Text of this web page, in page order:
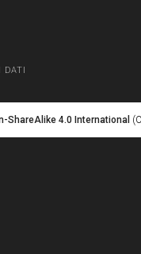
DATI
ShareAlike 4.0 International